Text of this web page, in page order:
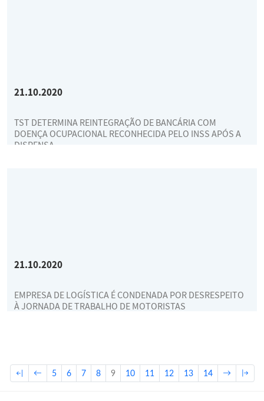
21.10.2020
TST DETERMINA REINTEGRAÇÃO DE BANCÁRIA COM
DOENÇA OCUPACIONAL RECONHECIDA PELO INSS APÓS A
DISPENSA
21.10.2020
EMPRESA DE LOGÍSTICA É CONDENADA POR DESRESPEITO
À JORNADA DE TRABALHO DE MOTORISTAS
5 6 7 8 9 10 11 12 13 14